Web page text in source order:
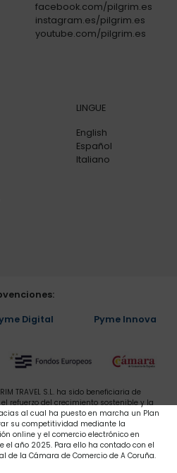
facebook.com/pilgrim.es
instagram.es/pilgrim.es
youtube.com/pilgrim.es
LINGUE
English
Español
Italiano
Digital Pyme Innova
TRAVEL S.L. ha sido beneficiaria de
refuerzo del crecimiento sostenible y la
al cual ha puesto en marcha un Plan
su competitividad mediante la
online y el comercio electrónico en
año 2025. Para ello ha contado con el
de la Cámara de Comercio de A Coruña.